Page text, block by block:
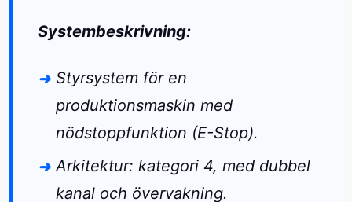
Systembeskrivning:
Styrsystem för en
produktionsmaskin med
nödstoppfunktion (E-Stop).
Arkitektur: kategori 4, med dubbel
kanal och övervakning.